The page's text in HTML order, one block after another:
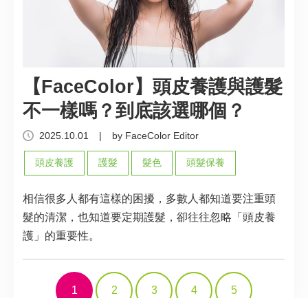
【FaceColor】頭皮養護與護髮
不一樣嗎？到底該選哪個？
2025.10.01 | by FaceColor Editor
頭皮養護 護髮 髮色 頭髮保養
相信很多人都有這樣的困擾，多數人都知道要注重頭
髮的清潔，也知道要定期護髮，卻往往忽略「頭皮養
護」的重要性。
1 2 3 4 5